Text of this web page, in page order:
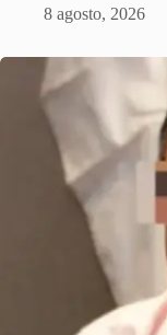
8 agosto, 2026